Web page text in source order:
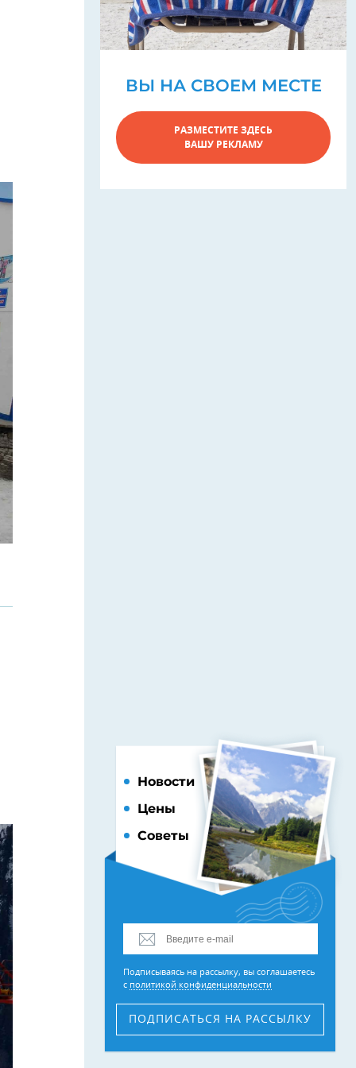
ВЫ НА СВОЕМ МЕСТЕ
РАЗМЕСТИТЕ ЗДЕСЬ
ВАШУ РЕКЛАМУ
Новости
Цены
Советы
Подписываясь на рассылку, вы соглашаетесь
с политикой конфиденциальности
ПОДПИСАТЬСЯ НА РАССЫЛКУ